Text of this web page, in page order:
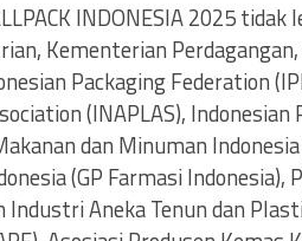
INDONESIA 2025 tidak
Kementerian
Packaging Federation
(INAPLAS), Indonesian
dan Minuman
(GP Farmasi
Industri Aneka Tenun dan